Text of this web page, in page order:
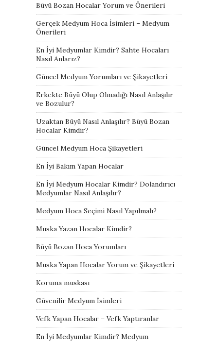
Büyü Bozan Hocalar Yorum ve Önerileri
Gerçek Medyum Hoca İsimleri – Medyum
Önerileri
En İyi Medyumlar Kimdir? Sahte Hocaları
Nasıl Anlarız?
Güncel Medyum Yorumları ve Şikayetleri
Erkekte Büyü Olup Olmadığı Nasıl Anlaşılır
ve Bozulur?
Uzaktan Büyü Nasıl Anlaşılır? Büyü Bozan
Hocalar Kimdir?
Güncel Medyum Hoca Şikayetleri
En İyi Bakım Yapan Hocalar
En İyi Medyum Hocalar Kimdir? Dolandırıcı
Medyumlar Nasıl Anlaşılır?
Medyum Hoca Seçimi Nasıl Yapılmalı?
Muska Yazan Hocalar Kimdir?
Büyü Bozan Hoca Yorumları
Muska Yapan Hocalar Yorum ve Şikayetleri
Koruma muskası
Güvenilir Medyum İsimleri
Vefk Yapan Hocalar – Vefk Yaptıranlar
En İyi Medyumlar Kimdir? Medyum